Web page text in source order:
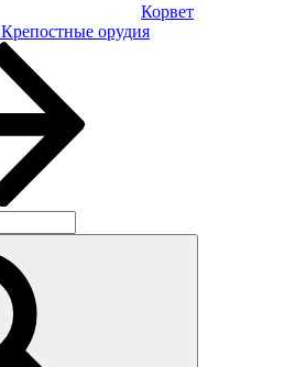
Корвет
Крепостные орудия